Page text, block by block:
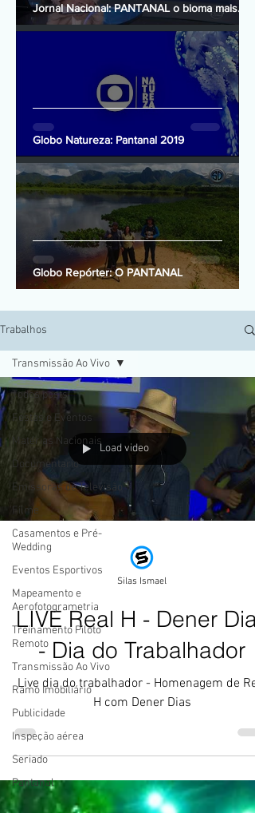
Jornal Nacional: PANTANAL o bioma mais
preservado do Brasil
Globo Natureza: Pantanal 2019
Globo Repórter: O PANTANAL
Trabalhos
Todos posts
Festas e Eventos
Matérias Nacionais
Documentario
Emissoras de Televisão
Filme
Casamentos e Pré-
Wedding
Eventos Esportivos
Mapeamento e
Aerofotogrametria
Treinamento Piloto
Remoto
Transmissão Ao Vivo
Ramo Imobiliário
Publicidade
Inspeção aérea
Seriado
Pantanal
Transmissão Ao Vivo
Load video
Silas Ismael
LIVE Real H - Dener Dias
- Dia do Trabalhador
Live dia do trabalhador - Homenagem de
H com Dener Dias